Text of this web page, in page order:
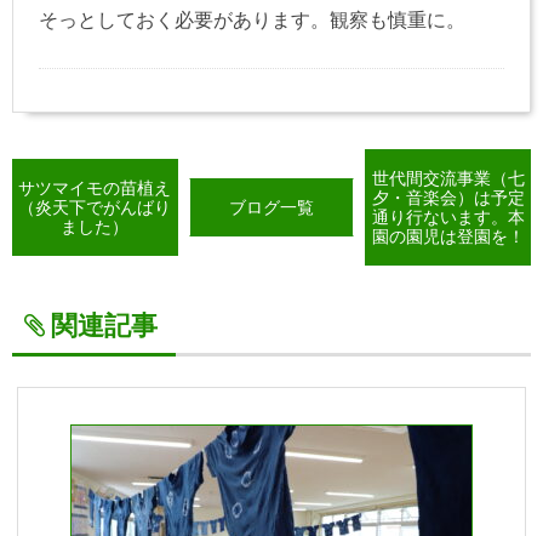
そっとしておく必要があります。観察も慎重に。
サツマイモの苗植え
（炎天下でがんばり
ました）
ブログ一覧
世代間交流事業（七
夕・音楽会）は予定
通り行ないます。本
園の園児は登園を！
関連記事